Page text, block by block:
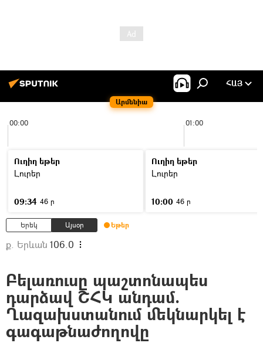
Արմենիա
ՀԱՅ
00:00 01:00
Ուղիղ եթեր
Լուրեր
09:34 46 ր
Ուղիղ եթեր
Լուրեր
10:00 46 ր
Երեկ Այսօր Եթեր
ք. Երևան 106.0
Բելառուսը պաշտոնապես
դարձավ ՇՀԿ անդամ.
Ղազախստանում մեկնարկել է
գագաթնաժողովը